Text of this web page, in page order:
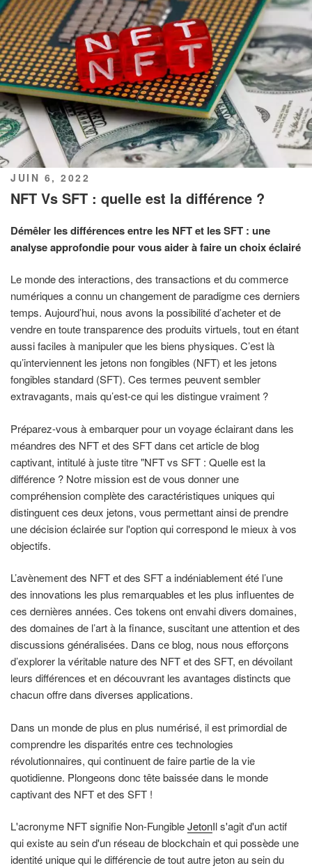
PUBLIÉ
LE
JUIN 6, 2022
NFT Vs SFT : quelle est la différence ?
Démêler les différences entre les NFT et les SFT : une
analyse approfondie pour vous aider à faire un choix éclairé
Le monde des interactions, des transactions et du commerce
numériques a connu un changement de paradigme ces derniers
temps. Aujourd’hui, nous avons la possibilité d’acheter et de
vendre en toute transparence des produits virtuels, tout en étant
aussi faciles à manipuler que les biens physiques. C’est là
qu’interviennent les jetons non fongibles (NFT) et les jetons
fongibles standard (SFT). Ces termes peuvent sembler
extravagants, mais qu’est-ce qui les distingue vraiment ?
Préparez-vous à embarquer pour un voyage éclairant dans les
méandres des NFT et des SFT dans cet article de blog
captivant, intitulé à juste titre "NFT vs SFT : Quelle est la
différence ? Notre mission est de vous donner une
compréhension complète des caractéristiques uniques qui
distinguent ces deux jetons, vous permettant ainsi de prendre
une décision éclairée sur l'option qui correspond le mieux à vos
objectifs.
L’avènement des NFT et des SFT a indéniablement été l’une
des innovations les plus remarquables et les plus influentes de
ces dernières années. Ces tokens ont envahi divers domaines,
des domaines de l’art à la finance, suscitant une attention et des
discussions généralisées. Dans ce blog, nous nous efforçons
d’explorer la véritable nature des NFT et des SFT, en dévoilant
leurs différences et en découvrant les avantages distincts que
chacun offre dans diverses applications.
Dans un monde de plus en plus numérisé, il est primordial de
comprendre les disparités entre ces technologies
révolutionnaires, qui continuent de faire partie de la vie
quotidienne. Plongeons donc tête baissée dans le monde
captivant des NFT et des SFT !
L'acronyme NFT signifie Non-FungibleJetonIl s'agit d'un actif
qui existe au sein d'un réseau de blockchain et qui possède une
identité unique qui le différencie de tout autre jeton au sein du